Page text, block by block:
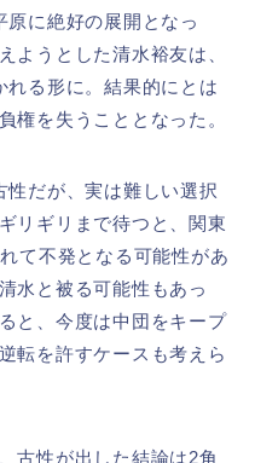
に絶好の展開となっ
ようとした清水裕友は、
る形に。結果的にとは
権を失うこととなった。
性だが、実は難しい選択
リギリまで待つと、関東
て不発となる可能性があ
水と被る可能性もあっ
と、今度は中団をキープ
転を許すケースも考えら
古性が出した結論は2角